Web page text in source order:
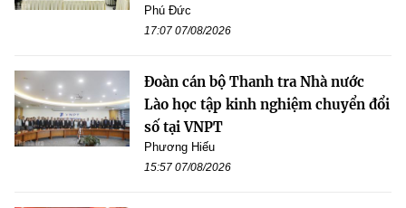
Phú Đức
17:07 07/08/2026
Đoàn cán bộ Thanh tra Nhà nước
Lào học tập kinh nghiệm chuyển đổi
số tại VNPT
Phương Hiếu
15:57 07/08/2026